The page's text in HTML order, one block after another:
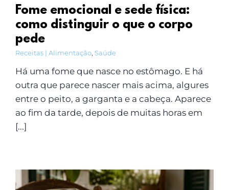
Fome emocional e sede física:
como distinguir o que o corpo
pede
Receitas | Alimentação, Saúde
Há uma fome que nasce no estômago. E há
outra que parece nascer mais acima, algures
entre o peito, a garganta e a cabeça. Aparece
ao fim da tarde, depois de muitas horas em
[...]